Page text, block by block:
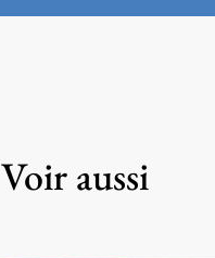
Voir aussi